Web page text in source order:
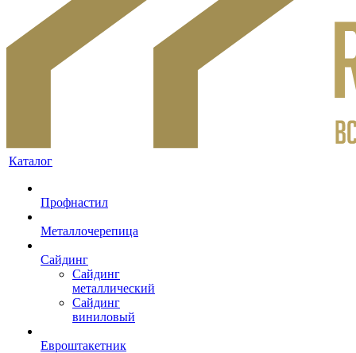
Каталог
Профнастил
Металлочерепица
Сайдинг
Сайдинг
металлический
Сайдинг
виниловый
Евроштакетник